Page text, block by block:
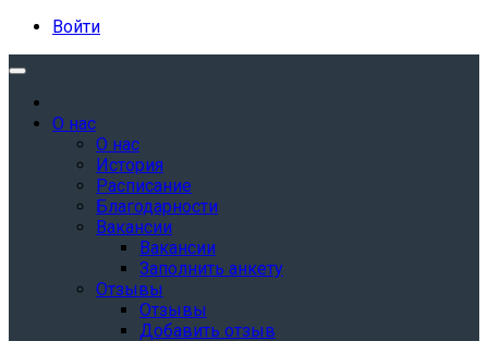
Войти
О нас
О нас
История
Расписание
Благодарности
Вакансии
Вакансии
Заполнить анкету
Отзывы
Отзывы
Добавить отзыв